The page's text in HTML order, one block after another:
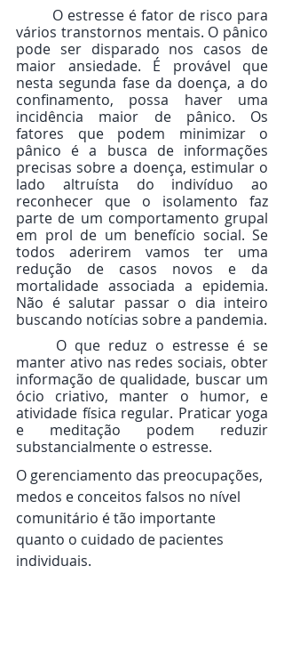
vários transtornos mentais. O pânico
pode ser disparado nos casos de
maior ansiedade. É provável que
nesta segunda fase da doença, a do
confinamento, possa haver uma
incidência maior de pânico. Os
fatores que podem minimizar o
pânico é a busca de informações
precisas sobre a doença, estimular o
lado altruísta do indivíduo ao
reconhecer que o isolamento faz
parte de um comportamento grupal
em prol de um benefício social. Se
todos aderirem vamos ter uma
redução de casos novos e da
mortalidade associada a epidemia.
Não é salutar passar o dia inteiro
manter ativo nas redes sociais, obter
informação de qualidade, buscar um
ócio criativo, manter o humor, e
atividade física regular. Praticar yoga
e meditação podem reduzir
substancialmente o estresse.
O gerenciamento das preocupações,
medos e conceitos falsos no nível
comunitário é tão importante
quanto o cuidado de pacientes
individuais.